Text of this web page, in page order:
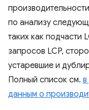
по анализу
таких как подчасти
запросов LCP,
устаревшие и
Полный список см.
данным о